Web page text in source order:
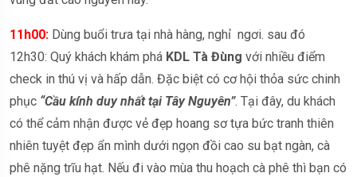
11h00: Dùng buổi trưa tại nhà hàng, nghỉ ngơi. sau đó
12h30: Quý khách khám phá KDL Tà Đùng với nhiều điểm
check in thú vị và hấp dẫn. Đặc biệt có cơ hội thỏa sức chinh
phục “Cầu kính duy nhất tại Tây Nguyên”. Tại đây, du khách
có thể cảm nhận được vẻ đẹp hoang sơ tựa bức tranh thiên
nhiên tuyệt đẹp ẩn mình dưới ngọn đồi cao su bạt ngàn, cà
phê nặng trĩu hạt. Nếu đi vào mùa thu hoạch cà phê thì bạn có